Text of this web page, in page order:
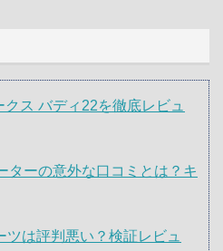
ス バディ22を徹底レビュ
ターの意外な口コミとは？キ
は評判悪い？検証レビュ